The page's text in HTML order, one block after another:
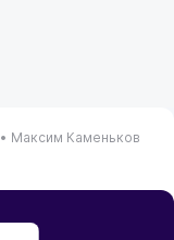
• Максим Каменьков